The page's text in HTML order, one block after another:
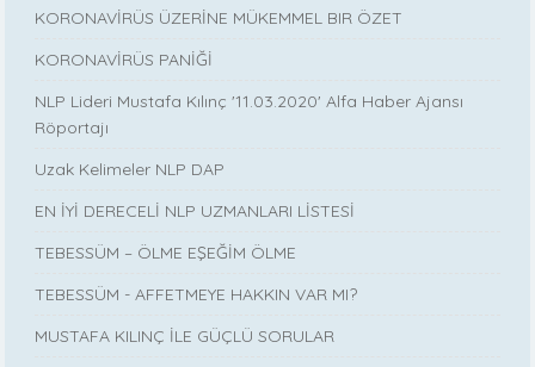
KORONAVİRÜS ÜZERİNE MÜKEMMEL BIR ÖZET
KORONAVİRÜS PANİĞİ
NLP Lideri Mustafa Kılınç '11.03.2020' Alfa Haber Ajansı
Röportajı
Uzak Kelimeler NLP DAP
EN İYİ DERECELİ NLP UZMANLARI LİSTESİ
TEBESSÜM – ÖLME EŞEĞİM ÖLME
TEBESSÜM - AFFETMEYE HAKKIN VAR MI?
MUSTAFA KILINÇ İLE GÜÇLÜ SORULAR